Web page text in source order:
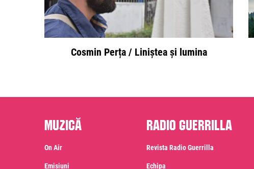
Cosmin Perța / Liniștea și lumina
Muzică
On Air
Emisiuni
Radio Guerrilla
Revista Radio Guerrilla
Echipa